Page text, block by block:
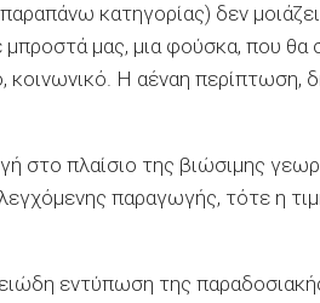
κατηγορίας) δεν
μας, μια φούσκα, που θα
κοινωνικό. Η αέναη περίπτωση,
στο πλαίσιο της βιώσιμης
παραγωγής, τότε η
εντύπωση της